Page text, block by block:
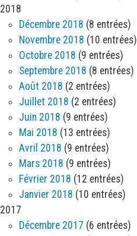
2018
Décembre 2018 (8 entrées)
Novembre 2018 (10 entrées)
Octobre 2018 (9 entrées)
Septembre 2018 (8 entrées)
Août 2018 (2 entrées)
Juillet 2018 (2 entrées)
Juin 2018 (9 entrées)
Mai 2018 (13 entrées)
Avril 2018 (9 entrées)
Mars 2018 (9 entrées)
Février 2018 (12 entrées)
Janvier 2018 (10 entrées)
2017
Décembre 2017 (6 entrées)